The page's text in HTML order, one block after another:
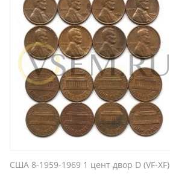
США 8-1959-1969 1 цент двор D (VF-XF)